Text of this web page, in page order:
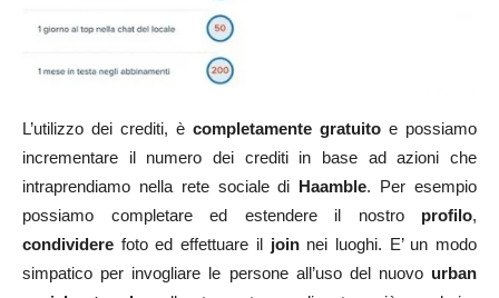
L’utilizzo dei crediti, è completamente gratuito e possiamo
incrementare il numero dei crediti in base ad azioni che
intraprendiamo nella rete sociale di Haamble. Per esempio
possiamo completare ed estendere il nostro profilo,
condividere foto ed effettuare il joinnei luoghi. E’ un modo
simpatico per invogliare le persone all’uso del nuovo urban